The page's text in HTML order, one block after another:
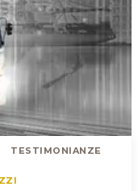
TESTIMONIANZE